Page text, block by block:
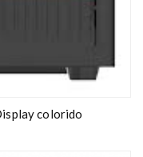
colorido